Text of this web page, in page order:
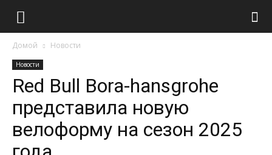
Домой Новости
Новости
Red Bull Bora-hansgrohe
представила новую
велоформу на сезон 2025